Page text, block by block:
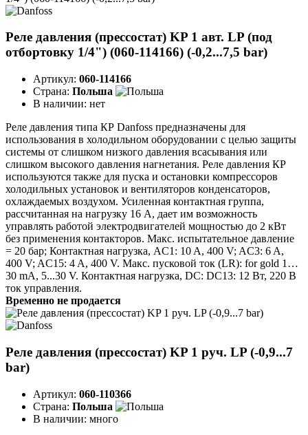
Реле давления (прессостат) KP 1 авт. LP (под
отбортовку 1/4") (060-114166) (-0,2...7,5 bar)
Артикул: 060-114166
Страна: Польша
В наличии: нет
Реле давления типа КР Danfoss предназначены для
использования в холодильном оборудовании с целью защиты
системы от слишком низкого давления всасывания или
слишком высокого давления нагнетания. Реле давления КР
используются также для пуска и остановки компрессоров
холодильных установок и вентиляторов конденсаторов,
охлаждаемых воздухом. Усиленная контактная группа,
рассчитанная на нагрузку 16 А, дает им возможность
управлять работой электродвигателей мощностью до 2 кВт
без применения контакторов. Макс. испытательное давление
= 20 бар; Контактная нагрузка, AC1: 10 A, 400 V; AC3: 6 A,
400 V; AC15: 4 A, 400 V. Макс. пусковой ток (LR): for gold 1…
30 mA, 5...30 V. Контактная нагрузка, DC: DC13: 12 Вт, 220 В
ток управления.
Временно не продается
Реле давления (прессостат) KP 1 руч. LP (-0,9...7
bar)
Артикул: 060-110366
Страна: Польша
В наличии: много